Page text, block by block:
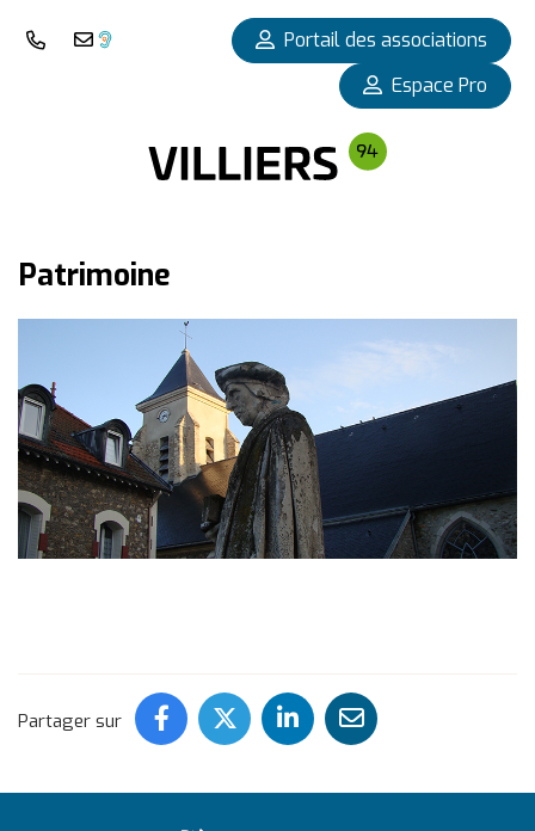
Nous téléphoner
Nous contacter
Portail des associations
Espace Pro
Patrimoine
Partager sur Partager ce contenu sur
Partager ce contenu sur
Partager ce
Partager ce